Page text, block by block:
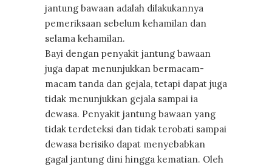
jantung bawaan adalah dilakukannya
pemeriksaan sebelum kehamilan dan
selama kehamilan.
Bayi dengan penyakit jantung bawaan
juga dapat menunjukkan bermacam-
macam tanda dan gejala, tetapi dapat juga
tidak menunjukkan gejala sampai ia
dewasa. Penyakit jantung bawaan yang
tidak terdeteksi dan tidak terobati sampai
dewasa berisiko dapat menyebabkan
gagal jantung dini hingga kematian. Oleh